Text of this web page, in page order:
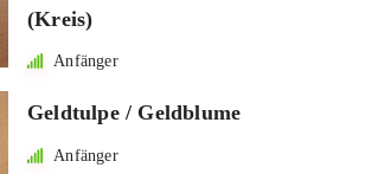
(Kreis)
Anfänger
Geldtulpe / Geldblume
Anfänger